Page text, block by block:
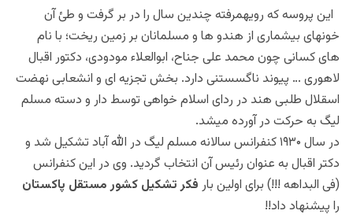
این پروسه که رویهمرفته چندین سال را در بر گرفت و طئ آن
خونهای بیشماری از هندو ها و مسلمانان بر زمین ریخت؛ با نام
های کسانی چون محمد علی جناح، ابوالعلاء مودودی، دکتور اقبال
لاهوری … پیوند ناگسستنی دارد. بخش تجزیه ای و انشعابی نهضت
اسقلال طلبی هند در ردای اسلام خواهی توسط دار و دسته مسلم
لیگ به حرکت در آورده میشد.
در سال ۱۹۳۰ کنفرانس سالانه مسلم لیگ در الله آباد تشکیل شد و
دکتر اقبال به عنوان رئیس آن انتخاب گردید. وی در این کنفرانس
(فی البداهه !!!) برای اولین بار فکر تشکیل کشور مستقل پاکستان
را پیشنهاد داد!!